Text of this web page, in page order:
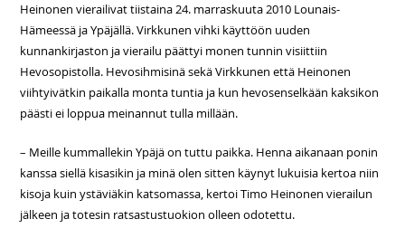
Heinonen vierailivat tiistaina 24. marraskuuta 2010 Lounais-
Hämeessä ja Ypäjällä. Virkkunen vihki käyttöön uuden
kunnankirjaston ja vierailu päättyi monen tunnin visiittiin
Hevosopistolla. Hevosihmisinä sekä Virkkunen että Heinonen
viihtyivätkin paikalla monta tuntia ja kun hevosenselkään kaksikon
päästi ei loppua meinannut tulla millään.
– Meille kummallekin Ypäjä on tuttu paikka. Henna aikanaan ponin
kanssa siellä kisasikin ja minä olen sitten käynyt lukuisia kertoa niin
kisoja kuin ystäviäkin katsomassa, kertoi Timo Heinonen vierailun
jälkeen ja totesin ratsastustuokion olleen odotettu.